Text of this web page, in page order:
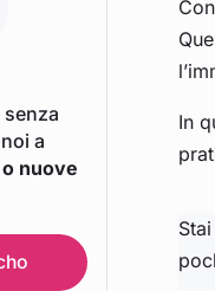
senza
a
nuove
In